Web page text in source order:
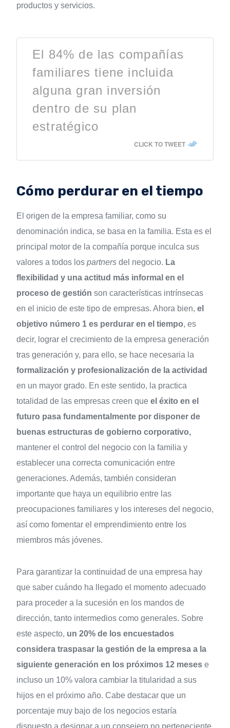
productos y servicios.
El 84% de las compañías
familiares tiene incluida
alguna gran inversión
dentro de su plan
estratégico
CLICK TO TWEET
Cómo perdurar en el tiempo
El origen de la empresa familiar, como su
denominación indica, se basa en la familia. Esta es el
principal motor de la compañía porque inculca sus
valores a todos los partners del negocio. La
flexibilidad y una actitud más informal en el
proceso de gestión son características intrínsecas
en el inicio de este tipo de empresas. Ahora bien, el
objetivo número 1 es perdurar en el tiempo, es
decir, lograr el crecimiento de la empresa generación
tras generación y, para ello, se hace necesaria la
formalización y profesionalización de la actividad
en un mayor grado. En este sentido, la practica
totalidad de las empresas creen que el éxito en el
futuro pasa fundamentalmente por disponer de
buenas estructuras de gobierno corporativo,
mantener el control del negocio con la familia y
establecer una correcta comunicación entre
generaciones. Además, también consideran
importante que haya un equilibrio entre las
preocupaciones familiares y los intereses del negocio,
así como fomentar el emprendimiento entre los
miembros más jóvenes.
Para garantizar la continuidad de una empresa hay
que saber cuándo ha llegado el momento adecuado
para proceder a la sucesión en los mandos de
dirección, tanto intermedios como generales. Sobre
este aspecto, un 20% de los encuestados
considera traspasar la gestión de la empresa a la
siguiente generación en los próximos 12 meses e
incluso un 10% valora cambiar la titularidad a sus
hijos en el próximo año. Cabe destacar que un
porcentaje muy bajo de los negocios estaría
dispuesto a designar a un consejero no perteneciente